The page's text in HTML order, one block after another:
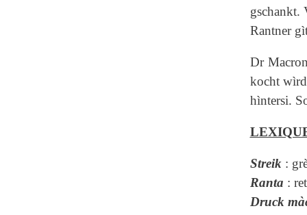
gschankt.
Rantner
Dr
kocht
hìntersi.
Streik:
Ranta :
Druck